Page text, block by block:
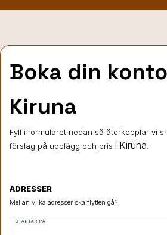
Boka din
Kiruna
Fyll i formuläret nedan så återkopplar vi
förslag på upplägg och pris i Kiruna
ADRESSER
Mellan vilka adresser ska flytten gå?
STARTAR PÅ